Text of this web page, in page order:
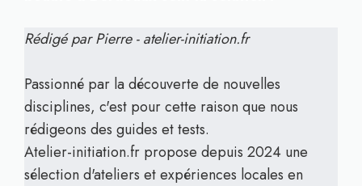
Rédigé par Pierre - atelier-initiation.fr
Passionné par la découverte de nouvelles
disciplines, c'est pour cette raison que nous
rédigeons des guides et tests.
Atelier-initiation.fr propose depuis 2024 une
sélection d'ateliers et expériences locales en